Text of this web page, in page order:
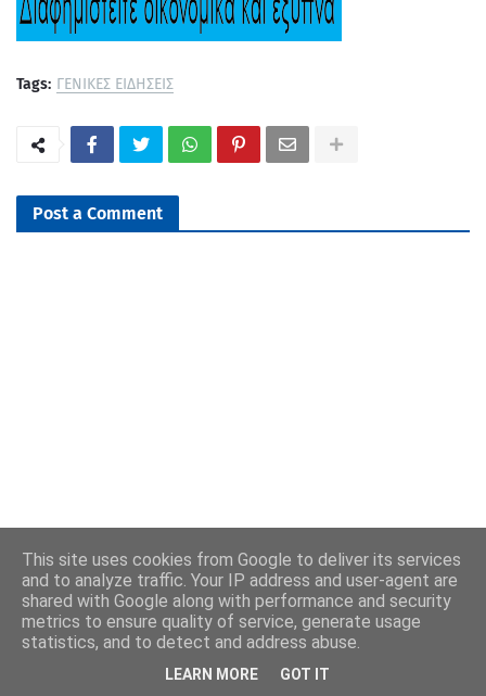
Tags: ΓΕΝΙΚΕΣ ΕΙΔΗΣΕΙΣ
Post a Comment
This site uses cookies from Google to deliver its services
and to analyze traffic. Your IP address and user-agent are
shared with Google along with performance and security
metrics to ensure quality of service, generate usage
statistics, and to detect and address abuse.
LEARN MORE GOT IT